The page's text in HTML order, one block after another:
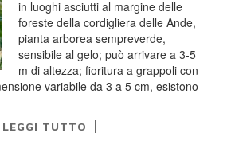
in luoghi asciutti al margine delle
foreste della cordigliera delle Ande,
pianta arborea sempreverde,
sensibile al gelo; può arrivare a 3-5
m di altezza; fioritura a grappoli con
variabile da 3 a 5 cm, esistono
LEGGI TUTTO